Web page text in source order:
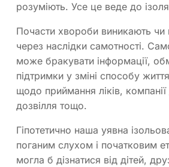
розуміють. Усе це веде до
Почасти хвороби виникають
через наслідки самотності.
може бракувати інформації,
підтримки у зміні способу
щодо приймання ліків,
дозвілля тощо.
Гіпотетично наша уявна
поганим слухом і початковим
могла б дізнатися від дітей,